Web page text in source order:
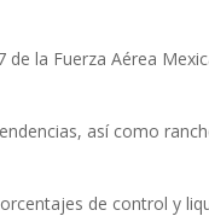
la Fuerza Aérea
así como
de control y